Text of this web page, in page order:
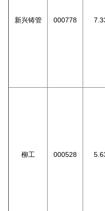
新兴铸管 000778
柳工 000528